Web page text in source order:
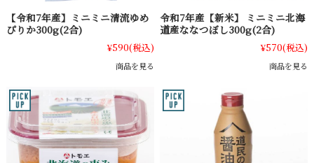
【令和7年産】ミニミニ清流ゆめ
ぴりか300g(2合)
¥590(税込)
商品を見る
令和7年産【新米】 ミニミニ北海
道産ななつぼし300g(2合)
¥570(税込)
商品を見る